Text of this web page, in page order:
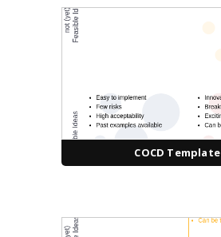
COCD Template